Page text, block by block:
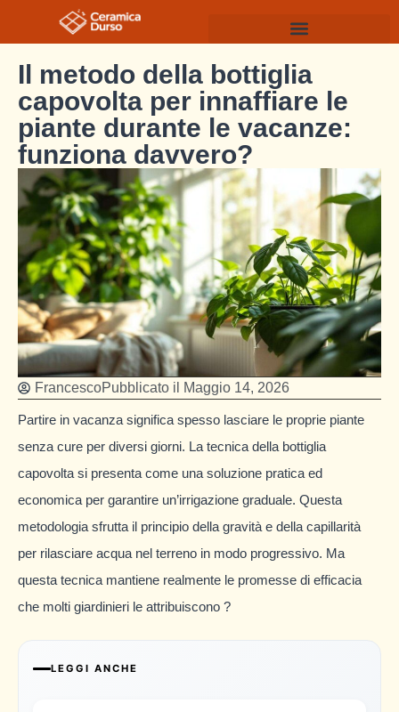
Il metodo della bottiglia
capovolta per innaffiare le
piante durante le vacanze:
funziona davvero?
FrancescoPubblicato il Maggio 14, 2026
Partire in vacanza significa spesso lasciare le proprie piante
senza cure per diversi giorni. La tecnica della bottiglia
capovolta si presenta come una soluzione pratica ed
economica per garantire un’irrigazione graduale. Questa
metodologia sfrutta il principio della gravità e della capillarità
per rilasciare acqua nel terreno in modo progressivo. Ma
questa tecnica mantiene realmente le promesse di efficacia
che molti giardinieri le attribuiscono ?
LEGGI ANCHE